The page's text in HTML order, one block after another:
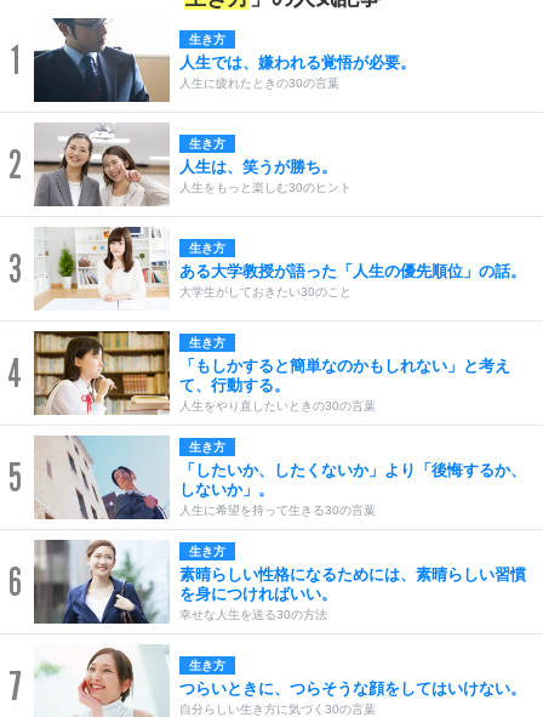
1 生き方
人生では、嫌われる覚悟が必要。
人生に疲れたときの30の言葉
2 生き方
人生は、笑うが勝ち。
人生をもっと楽しむ30のヒント
3 生き方
ある大学教授が語った「人生の優先順位」の話。
大学生がしておきたい30のこと
4
生き方
「もしかすると簡単なのかもしれない」と考え
て、行動する。
人生をやり直したいときの30の言葉
5
生き方
「したいか、したくないか」より「後悔するか、
しないか」。
人生に希望を持って生きる30の言葉
6
生き方
素晴らしい性格になるためには、素晴らしい習慣
を身につければいい。
幸せな人生を送る30の方法
7 生き方
つらいときに、つらそうな顔をしてはいけない。
自分らしい生き方に気づく30の言葉